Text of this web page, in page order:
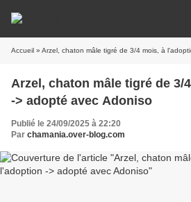
Accueil » Arzel, chaton mâle tigré de 3/4 mois, à
Arzel, chaton mâle tigré de 3/
-> adopté avec Adoniso
Publié le 24/09/2025 à 22:20
Par chamania.over-blog.com